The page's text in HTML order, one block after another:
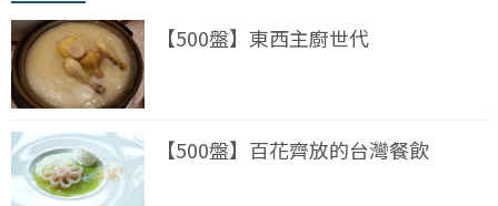
【500盤】東西主廚世代
【500盤】百花齊放的台灣餐飲